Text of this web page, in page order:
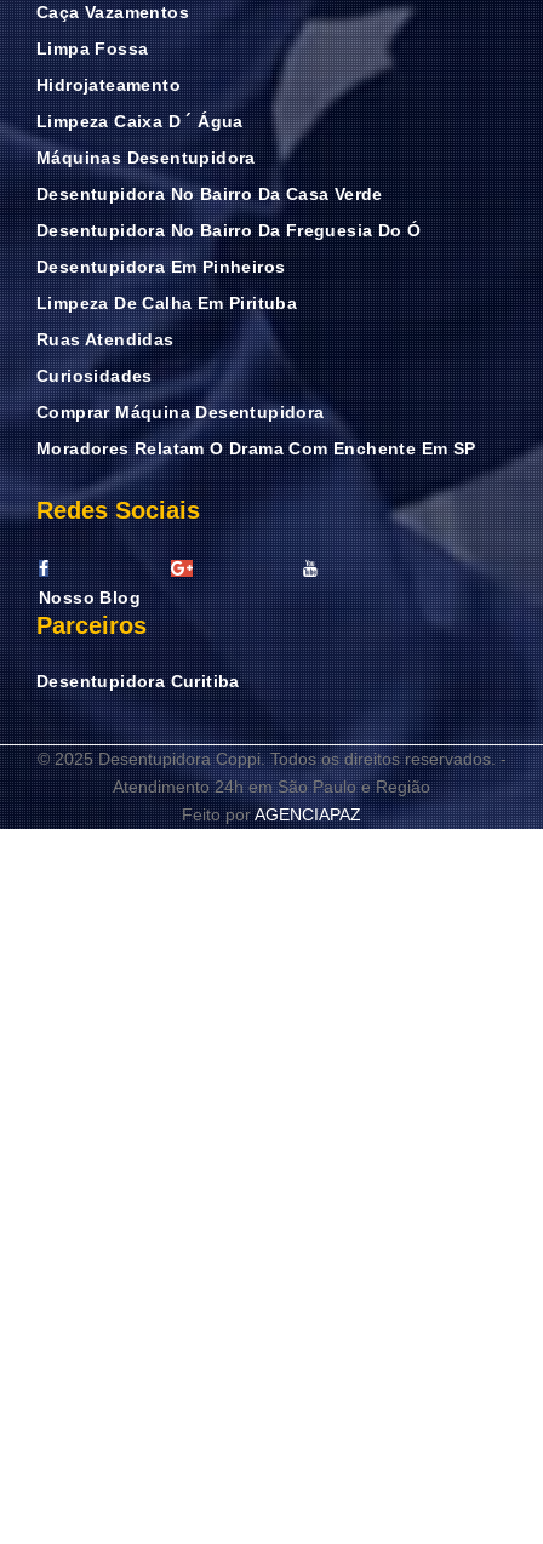
Caça Vazamentos
Limpa Fossa
Hidrojateamento
Limpeza Caixa D ´ Água
Máquinas Desentupidora
Desentupidora No Bairro Da Casa Verde
Desentupidora No Bairro Da Freguesia Do Ó
Desentupidora Em Pinheiros
Limpeza De Calha Em Pirituba
Ruas Atendidas
Curiosidades
Comprar Máquina Desentupidora
Moradores Relatam O Drama Com Enchente Em SP
Redes Sociais
Nosso Blog
Parceiros
Desentupidora Curitiba
© 2025 Desentupidora Coppi. Todos os direitos reservados. -
Atendimento 24h em São Paulo e Região
Feito porAGENCIAPAZ